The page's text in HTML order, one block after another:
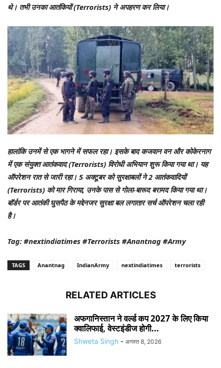
थे। तभी उनका आतंकियों (Terrorists) ने अपहरण कर लिया।
हालांकि उनमें से एक भागने में सफल रहा। इसके बाद कजवान वन और कोकेरनाग
में एक संयुक्त आतंकवाद (Terrorists) विरोधी अभियान शुरू किया गया था। यह
ऑपरेशन रात से जारी रहा। 5 अक्टूबर को सुरक्षाबलों ने 2 आतंकवादियों
(Terrorists) को मार गिराया, उनके पास से गोला-बारूद बरामद किया गया था।
बॉर्डर पर आतंकी घुसपैठ के मद्देनजर सुरक्षा बल लगातार सर्च ऑपरेशन चला रही
है।
Tag: #nextindiatimes #Terrorists #Anantnag #Army
TAGS Anantnag IndianArmy nextindiatimes terrorists
RELATED ARTICLES
अफगानिस्तान ने वर्ल्ड कप 2027 के लिए किया
क्वालिफाई, वेस्टइंडीज होगी...
Shweta Singh - अगस्त 8, 2026